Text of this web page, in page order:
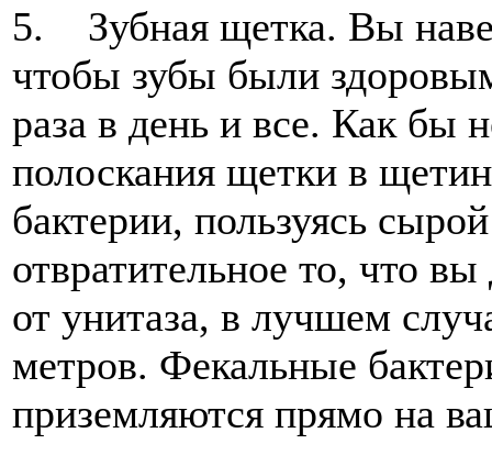
5. Зубная щетка. Вы
чтобы зубы были
раза в день и все. Как бы
полоскания щетки в
бактерии, пользуясь
отвратительное то, что
от унитаза, в лучшем
метров. Фекальные
приземляются прямо на